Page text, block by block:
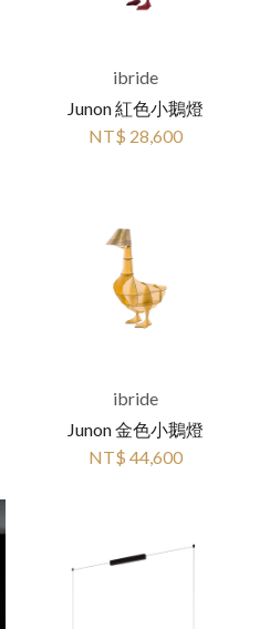
ibride
Junon 紅色小鵝燈
NT$ 28,600
ibride
Junon 金色小鵝燈
NT$ 44,600